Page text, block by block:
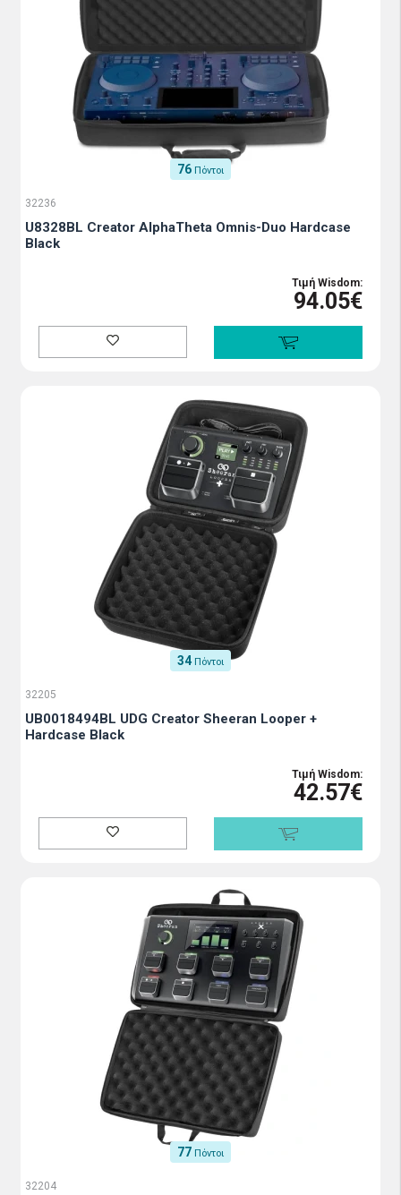
76 Πόντοι
32236
U8328BL Creator AlphaTheta Omnis-Duo Hardcase
Black
Τιμή Wisdom:
94.05€
34 Πόντοι
32205
UB0018494BL UDG Creator Sheeran Looper +
Hardcase Black
Τιμή Wisdom:
42.57€
77 Πόντοι
32204